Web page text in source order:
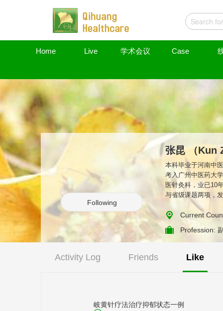
Home Live 学术会议 Case
Following
张昆 （Kun
本科毕业于河南中
考入广州中医药大
医针灸科，业已10
与省级课题两项，
Current
Profession:
Activity Log Friends Like
岐黄针疗法治疗抑郁状态一例